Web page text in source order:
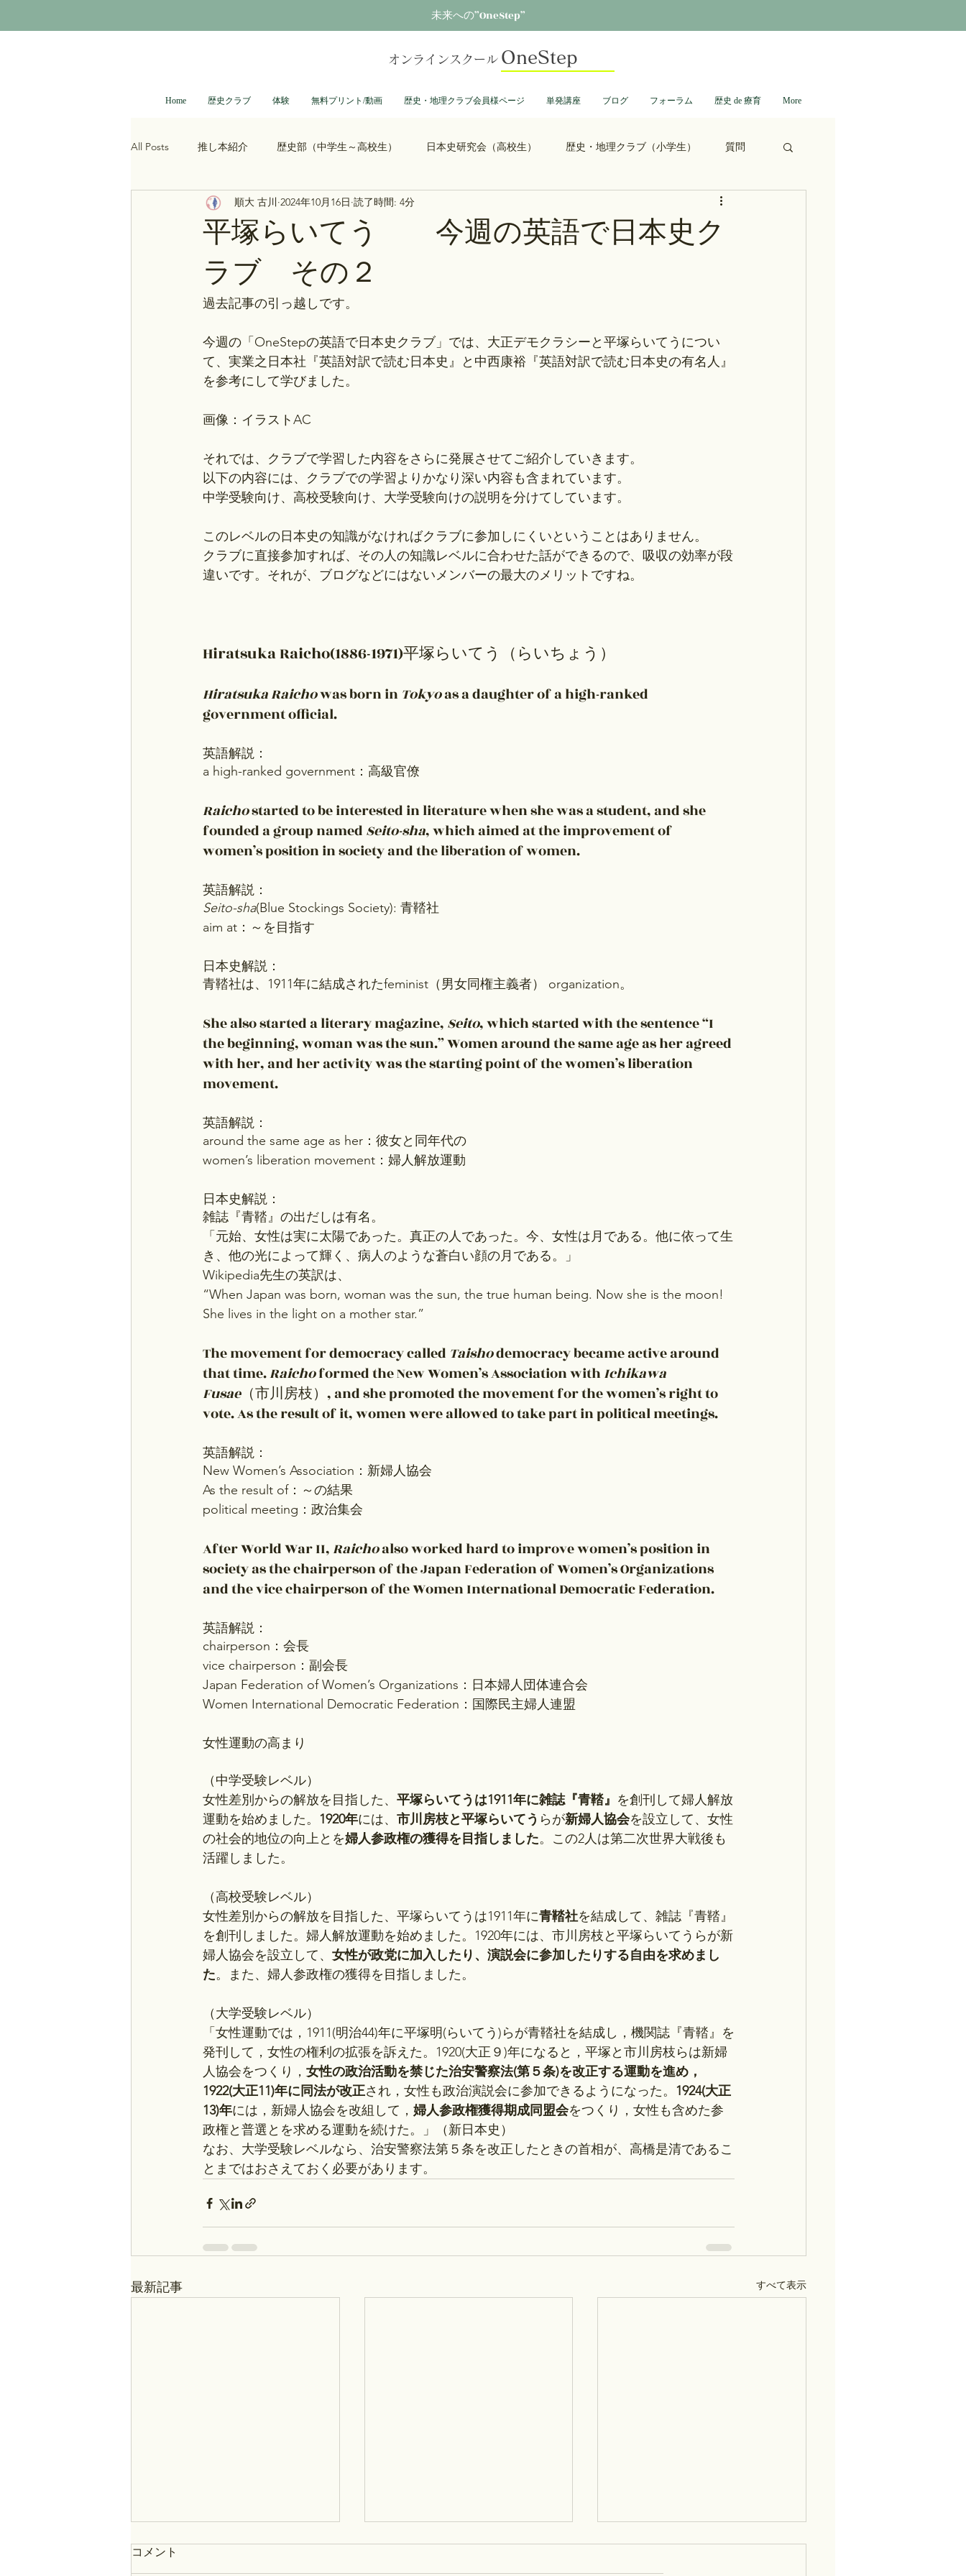
未来への”OneStep”
オンラインスクール OneStep
Home 歴史クラブ 体験 無料プリント/動画 歴史・地理クラブ会員様ページ 単発講座 ブログ フォーラム 歴史 de 療育 More
All Posts 推し本紹介 歴史部（中学生～高校生） 日本史研究会（高校生） 歴史・地理クラブ（小学生） 質問
大河ドラマ べらぼう 光る君へ 鎌倉殿の13人
青木裕司と中島浩二の世界史ch 総理大臣列伝
平塚らいてう 今週の英語で日本史ク
ラブ その２
順大 古川 2024年10月16日 読了時間: 4分
過去記事の引っ越しです。
今週の「OneStepの英語で日本史クラブ」では、大正デモクラシーと平塚らいてうについ
て、実業之日本社『英語対訳で読む日本史』と中西康裕『英語対訳で読む日本史の有名人』
を参考にして学びました。
画像：イラストAC
それでは、クラブで学習した内容をさらに発展させてご紹介していきます。
以下の内容には、クラブでの学習よりかなり深い内容も含まれています。
中学受験向け、高校受験向け、大学受験向けの説明を分けてしています。
このレベルの日本史の知識がなければクラブに参加しにくいということはありません。
クラブに直接参加すれば、その人の知識レベルに合わせた話ができるので、吸収の効率が段
違いです。それが、ブログなどにはないメンバーの最大のメリットですね。
Hiratsuka Raicho(1886-1971)平塚らいてう（らいちょう）
Hiratsuka Raicho was born in Tokyo as a daughter of a high-ranked
government official.
英語解説：
a high-ranked government：高級官僚
Raicho started to be interested in literature when she was a student, and she
founded a group named Seito-sha, which aimed at the improvement of
women’s position in society and the liberation of women.
英語解説：
Seito-sha(Blue Stockings Society): 青鞜社
aim at：～を目指す
日本史解説：
青鞜社は、1911年に結成されたfeminist（男女同権主義者） organization。
She also started a literary magazine, Seito, which started with the sentence “I
the beginning, woman was the sun.” Women around the same age as her agreed
with her, and her activity was the starting point of the women’s liberation
movement.
英語解説：
around the same age as her：彼女と同年代の
women’s liberation movement：婦人解放運動
日本史解説：
雑誌『青鞜』の出だしは有名。
「元始、女性は実に太陽であった。真正の人であった。今、女性は月である。他に依って生
き、他の光によって輝く、病人のような蒼白い顔の月である。」
Wikipedia先生の英訳は、
“When Japan was born, woman was the sun, the true human being. Now she is the moon!
She lives in the light on a mother star.”
The movement for democracy called Taisho democracy became active around
that time. Raicho formed the New Women’s Association with Ichikawa
Fusae（市川房枝）, and she promoted the movement for the women’s right to
vote. As the result of it, women were allowed to take part in political meetings.
英語解説：
New Women’s Association：新婦人協会
As the result of：～の結果
political meeting：政治集会
After World War II, Raicho also worked hard to improve women’s position in
society as the chairperson of the Japan Federation of Women’s Organizations
and the vice chairperson of the Women International Democratic Federation.
英語解説：
chairperson：会長
vice chairperson：副会長
Japan Federation of Women’s Organizations：日本婦人団体連合会
Women International Democratic Federation：国際民主婦人連盟
女性運動の高まり
（中学受験レベル）
女性差別からの解放を目指した、 平塚らいてうは1911年に雑誌『青鞜』 を創刊して婦人解放
運動を始めました。 1920年には、 市川房枝と平塚らいてう らが新婦人協会を設立して、女性
の社会的地位の向上とを婦人参政権の獲得を目指しました。この2人は第二次世界大戦後も
活躍しました。
（高校受験レベル）
女性差別からの解放を目指した、平塚らいてうは1911年に青鞜社を結成して、雑誌『青鞜』
を創刊しました。婦人解放運動を始めました。1920年には、市川房枝と平塚らいてうらが新
婦人協会を設立して、 女性が政党に加入したり、演説会に参加したりする自由を求めまし
た。また、婦人参政権の獲得を目指しました。
（大学受験レベル）
「女性運動では，1911(明治44)年に平塚明(らいてう)らが青鞜社を結成し，機関誌『青鞜』を
発刊して，女性の権利の拡張を訴えた。1920(大正９)年になると，平塚と市川房枝らは新婦
人協会をつくり， 女性の政治活動を禁じた治安警察法(第５条)を改正する運動を進め，
1922(大正11)年に同法が改正され，女性も政治演説会に参加できるようになった。 1924(大正
13)年には，新婦人協会を改組して， 婦人参政権獲得期成同盟会をつくり，女性も含めた参
政権と普選とを求める運動を続けた。」（新日本史）
なお、大学受験レベルなら、治安警察法第５条を改正したときの首相が、高橋是清であるこ
とまではおさえておく必要があります。
最新記事 すべて表示
コメント